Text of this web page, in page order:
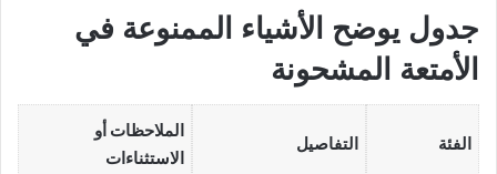
جدول يوضح الأشياء الممنوعة في
الأمتعة المشحونة
الفئة التفاصيل
الملاحظات أو
الاستثناءات